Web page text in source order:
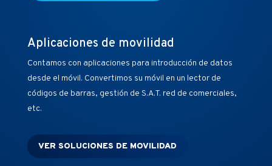
Aplicaciones de movilidad
Contamos con aplicaciones para introducción de datos
desde el móvil. Convertimos su móvil en un lector de
códigos de barras, gestión de S.A.T. red de comerciales,
etc.
VER SOLUCIONES DE MOVILIDAD